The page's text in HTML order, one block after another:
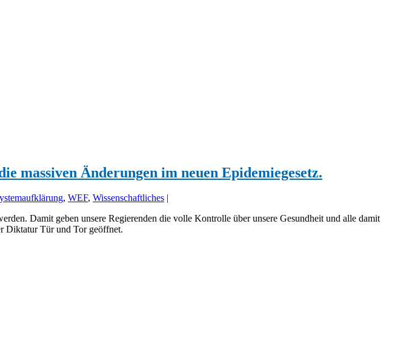
massiven Änderungen im neuen Epidemiegesetz.
, WEF, Wissenschaftliches
Damit geben unsere Regierenden die volle Kontrolle über unsere Gesundheit und alle damit
Diktatur Tür und Tor geöffnet.